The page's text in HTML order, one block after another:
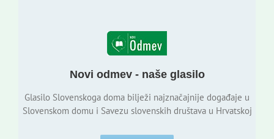
Novi odmev - naše glasilo
Glasilo Slovenskoga doma bilježi najznačajnije događaje u
Slovenskom domu i Savezu slovenskih društava u Hrvatskoj